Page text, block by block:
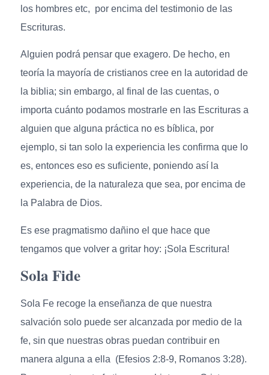
los hombres etc, por encima del testimonio de las
Escrituras.
Alguien podrá pensar que exagero. De hecho, en
teoría la mayoría de cristianos cree en la autoridad de
la biblia; sin embargo, al final de las cuentas, o
importa cuánto podamos mostrarle en las Escrituras a
alguien que alguna práctica no es bíblica, por
ejemplo, si tan solo la experiencia les confirma que lo
es, entonces eso es suficiente, poniendo así la
experiencia, de la naturaleza que sea, por encima de
la Palabra de Dios.
Es ese pragmatismo dañino el que hace que
tengamos que volver a gritar hoy: ¡Sola Escritura!
Sola Fide
Sola Fe recoge la enseñanza de que nuestra
salvación solo puede ser alcanzada por medio de la
fe, sin que nuestras obras puedan contribuir en
manera alguna a ella (Efesios 2:8-9, Romanos 3:28).